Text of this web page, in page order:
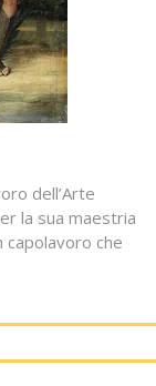
dell’Arte
la sua maestria
capolavoro che